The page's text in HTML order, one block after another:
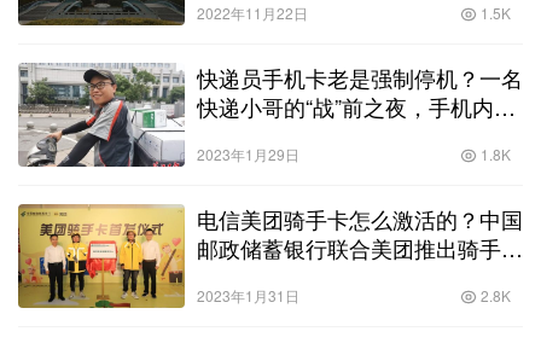
2022年11月22日 1.5K
快递员手机卡老是强制停机？一名
快递小哥的“战”前之夜，手机内的
2023年1月29日 1.8K
电信美团骑手卡怎么激活的？中国
邮政储蓄银行联合美团推出骑手卡
2023年1月31日 2.8K